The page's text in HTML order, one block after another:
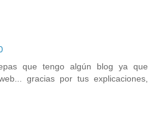
que tengo algún blog ya que
gracias por tus explicaciones,